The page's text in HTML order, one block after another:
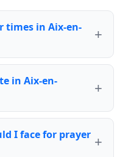
times in Aix-en-
in Aix-en-
I face for prayer